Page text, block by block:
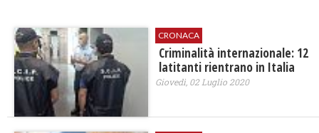
CRONACA
Criminalità internazionale: 12
latitanti rientrano in Italia
Giovedì, 02 Luglio 2020